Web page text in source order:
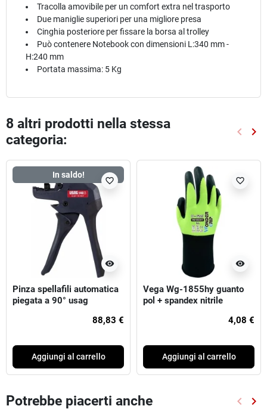
Tracolla amovibile per un comfort extra nel trasporto
Due maniglie superiori per una migliore presa
Cinghia posteriore per fissare la borsa al trolley
Può contenere Notebook con dimensioni L:340 mm -
H:240 mm
Portata massima: 5 Kg
8 altri prodotti nella stessa
categoria:
keyboard_arrow_left keyboard_arrow_right
In saldo!
visibility
favorite_border
Pinza spellafili automatica
piegata a 90° usag
88,83 €
Aggiungi al carrello
visibility
favorite_border
Vega Wg-1855hy guanto
pol + spandex nitrile
4,08 €
Aggiungi al carrello
Potrebbe piacerti anche keyboard_arrow_left keyboard_arrow_right